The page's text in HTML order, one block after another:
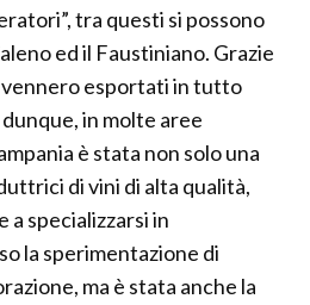
tra questi si possono
ed il Faustiniano. Grazie
vennero esportati in tutto
in molte aree
è stata non solo una
di vini di alta qualità,
a specializzarsi in
la sperimentazione di
ma è stata anche la